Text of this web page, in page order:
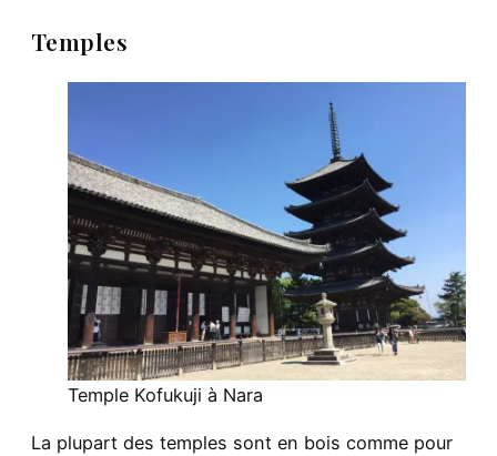
Temples
Temple Kofukuji à Nara
La plupart des temples sont en bois comme pour